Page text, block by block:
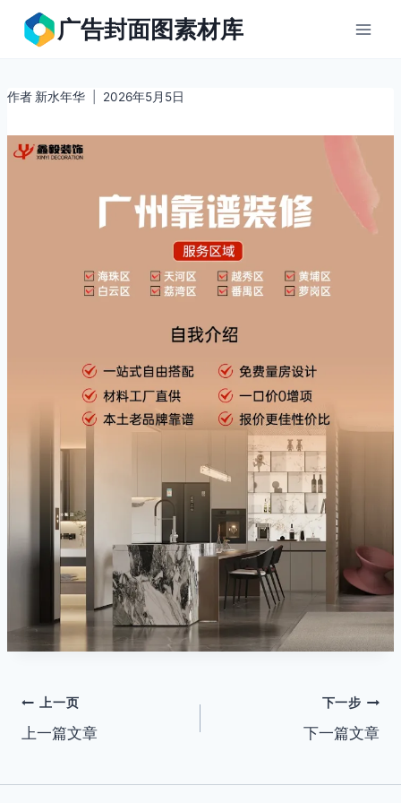
广告封面图素材库
作者 新水年华 2026年5月5日
文
章
导
上一页
上一篇文章
下一步
下一篇文章